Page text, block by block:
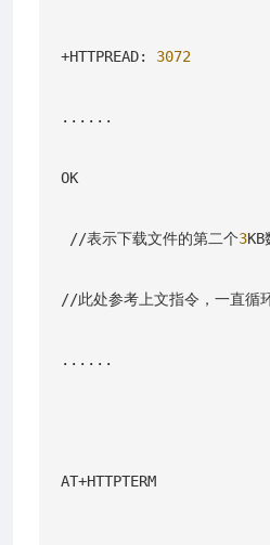
+HTTPREAD: 3072
......
OK
//表示下载文件的第二个3
//此处参考上文指令，一直循
......
AT+HTTPTERM